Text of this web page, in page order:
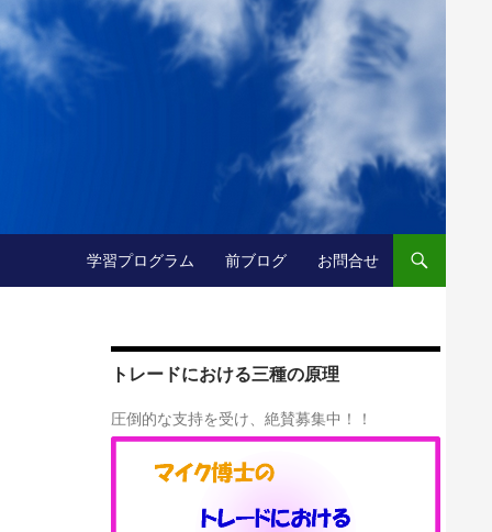
学習プログラム
前ブログ お問合せ
トレードにおける三種の原理
圧倒的な支持を受け、絶賛募集中！！